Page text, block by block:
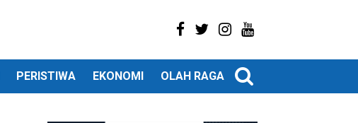
PERISTIWA EKONOMI OLAH RAGA